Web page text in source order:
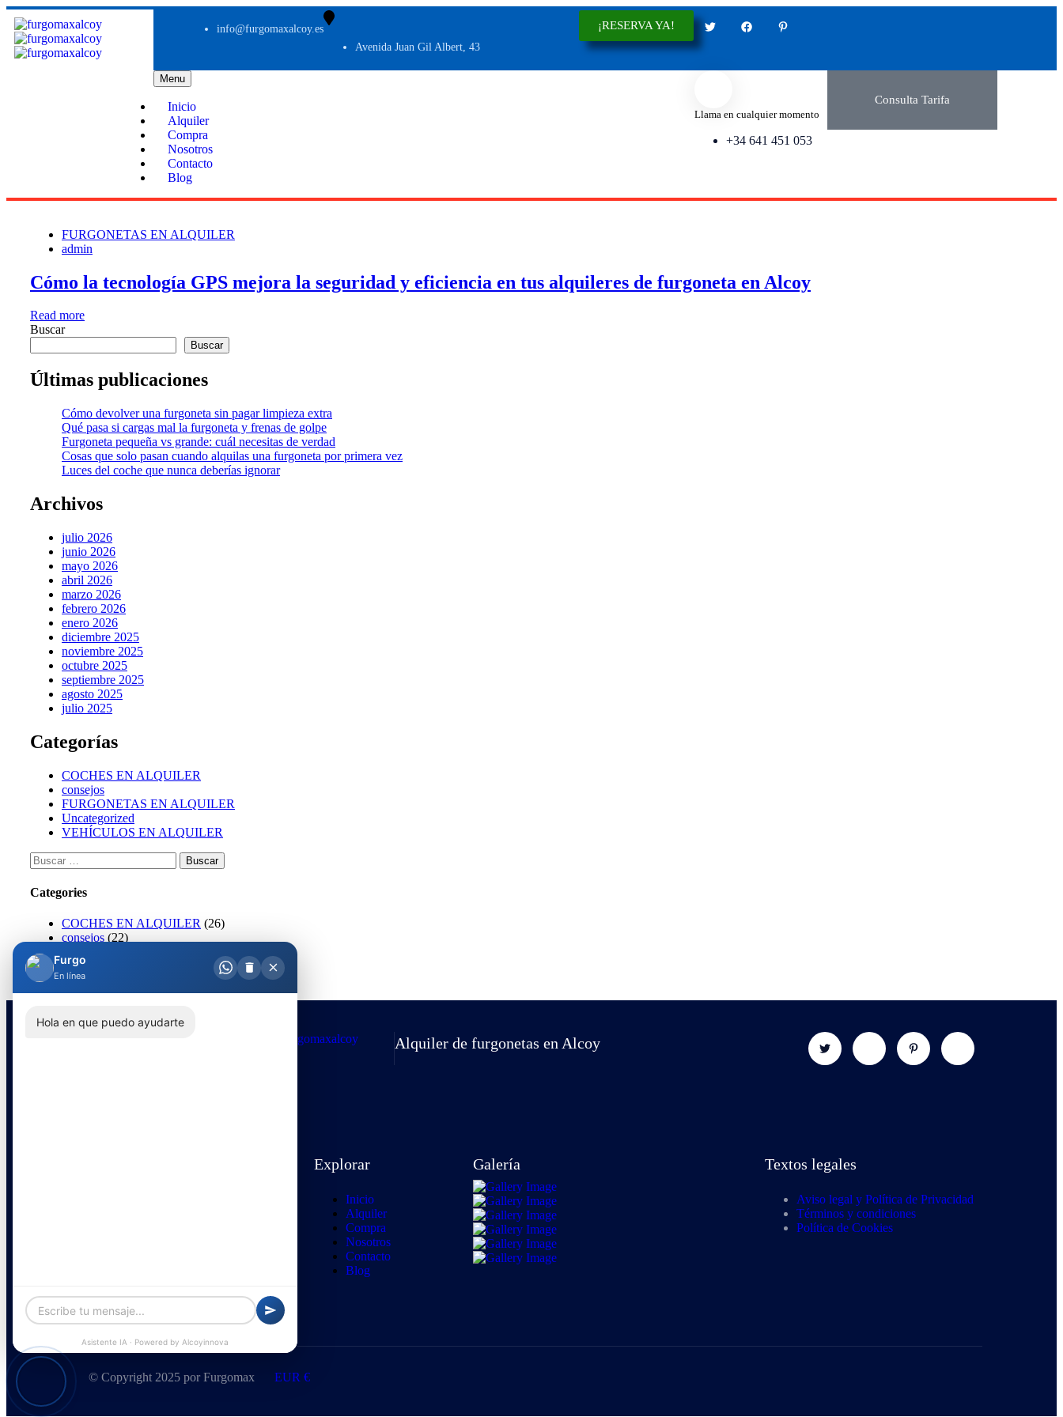
info@furgomaxalcoy.es
Avenida Juan Gil Albert, 43
¡RESERVA YA!
Menu
Inicio
Alquiler
Compra
Nosotros
Contacto
Blog
Llama en cualquier momento
+34 641 451 053
Consulta Tarifa
FURGONETAS EN ALQUILER
admin
Cómo la tecnología GPS mejora la seguridad y eficiencia en tus alquileres de furgoneta en Alcoy
Read more
Buscar
Buscar
Últimas publicaciones
Cómo devolver una furgoneta sin pagar limpieza extra
Qué pasa si cargas mal la furgoneta y frenas de golpe
Furgoneta pequeña vs grande: cuál necesitas de verdad
Cosas que solo pasan cuando alquilas una furgoneta por primera vez
Luces del coche que nunca deberías ignorar
Archivos
julio 2026
junio 2026
mayo 2026
abril 2026
marzo 2026
febrero 2026
enero 2026
diciembre 2025
noviembre 2025
octubre 2025
septiembre 2025
agosto 2025
julio 2025
Categorías
COCHES EN ALQUILER
consejos
FURGONETAS EN ALQUILER
Uncategorized
VEHÍCULOS EN ALQUILER
Categories
COCHES EN ALQUILER (26)
consejos (22)
Uncategorized
VEHÍCULOS EN ALQUILER(10)
Alquiler de furgonetas en Alcoy
Explorar
Inicio
Alquiler
Compra
Nosotros
Contacto
Blog
Galería Textos legales
Aviso legal y Política de Privacidad
Términos y condiciones
Política de Cookies
© Copyright 2025 por Furgomax EUR €